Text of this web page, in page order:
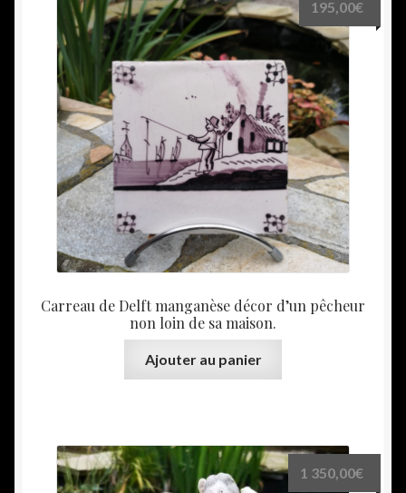
Carreau de Delft manganèse décor d’un pêcheur
non loin de sa maison.
195,00€
Ajouter au panier
1 350,00€